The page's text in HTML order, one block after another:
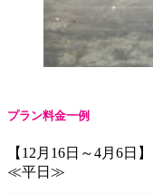
プラン料金一例
【12月16日～4月6日】
≪平日≫